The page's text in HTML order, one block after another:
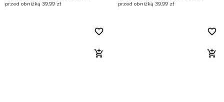
przed obniżką 39,99 zł
przed obniżką 39,99 zł